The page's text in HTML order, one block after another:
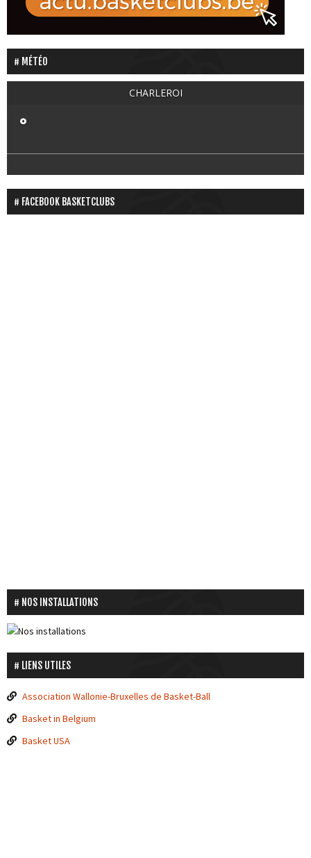
MÉTÉO
CHARLEROI
°
FACEBOOK BASKETCLUBS
NOS INSTALLATIONS
LIENS UTILES
Association Wallonie-Bruxelles de Basket-Ball
Basket in Belgium
Basket USA